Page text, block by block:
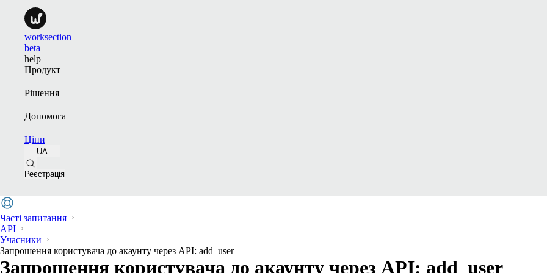
worksection
beta
help
Продукт
Рішення
Допомога
Ціни
UA
Реєстрація
Часті запитання
API
Учасники
Запрошення користувача до акаунту через API: add_user
Запрошення користувача до акаунту через API: add_user